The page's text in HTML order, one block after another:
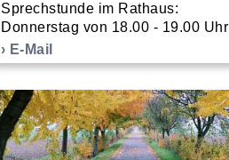
Sprechstunde im Rathaus:
Donnerstag von 18.00 - 19.00 Uhr
E-Mail